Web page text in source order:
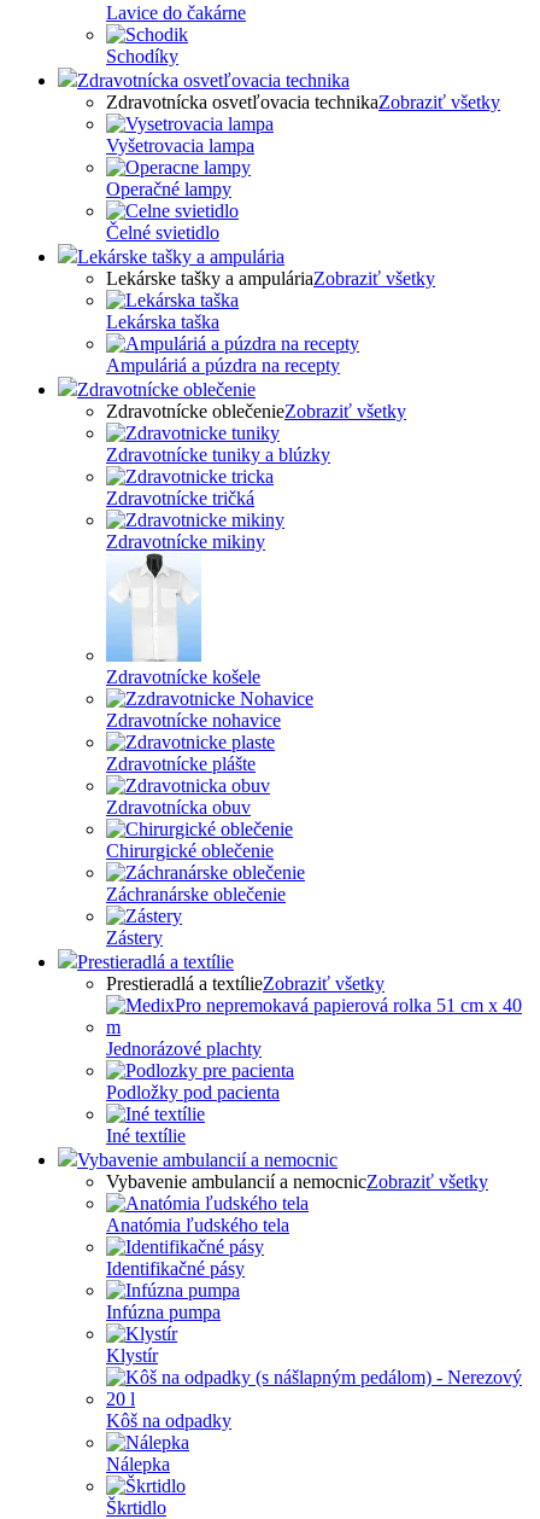
Lavice do čakárne
Schodíky
Zdravotnícka osvetľovacia technika
Zdravotnícka osvetľovacia technikaZobraziť všetky
Vyšetrovacia lampa
Operačné lampy
Čelné svietidlo
Lekárske tašky a ampulária
Lekárske tašky a ampuláriaZobraziť všetky
Lekárska taška
Ampuláriá a púzdra na recepty
Zdravotnícke oblečenie
Zdravotnícke oblečenieZobraziť všetky
Zdravotnícke tuniky a blúzky
Zdravotnícke tričká
Zdravotnícke mikiny
Zdravotnícke košele
Zdravotnícke nohavice
Zdravotnícke plášte
Zdravotnícka obuv
Chirurgické oblečenie
Záchranárske oblečenie
Zástery
Prestieradlá a textílie
Prestieradlá a textílieZobraziť všetky
Jednorázové plachty
Podložky pod pacienta
Iné textílie
Vybavenie ambulancií a nemocnic
Vybavenie ambulancií a nemocnicZobraziť všetky
Anatómia ľudského tela
Identifikačné pásy
Infúzna pumpa
Klystír
Kôš na odpadky
Nálepka
Škrtidlo